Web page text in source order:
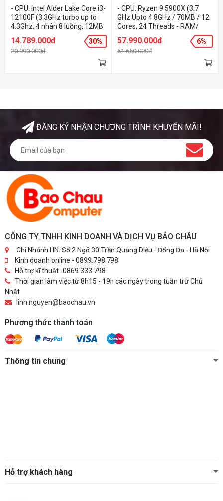
- CPU: Intel Alder Lake Core i3-
12100F (3.3GHz turbo up to
4.3Ghz, 4 nhân 8 luồng, 12MB
Cache - RAM/ SSD: 8GB/
256Gb PCIe NVMe - VGA:
RX6500xt 4GB - OS: Dos - Lưu
14.789.000đ
20.990.000đ
30%
- CPU: Ryzen 9 5900X (3.7
GHz Upto 4.8GHz / 70MB / 12
Cores, 24 Threads - RAM/
SSD: 32GB/ 256Gb NVMe -
VGA: RTX3060 12G - OS: Dos -
Lưu ý: Phần cứng có thể thay
57.990.000đ
61.650.000đ
6%
ĐĂNG KÝ NHẬN CHƯƠNG TRÌNH KHUYẾN MÃI!
CÔNG TY TNHH KINH DOANH VÀ DỊCH VỤ BẢO CHÂU
Chi Nhánh HN: Số 2 Ngõ 30 Trần Quang Diệu - Đống Đa - Hà Nội
Kinh doanh online - 0899.798.798
Hỗ trợ kĩ thuật -0869.333.798
Thời gian làm việc từ 8h15 - 19h các ngày trong tuần trừ Chủ
Nhật
linh.nguyen@baochau.vn
Phương thức thanh toán
Thông tin chung
Hỗ trợ khách hàng